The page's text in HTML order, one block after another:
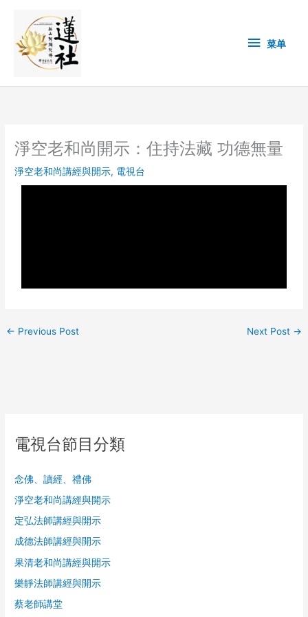
content
单 菜单
淨空老和尚開示：住持法藏 功德無量
淨空老和尚講經與開示, 電視台
← Previous Post Next Post →
電視台節目分類
念佛、讀經、禮佛
淨空老和尚講經與開示
定弘法師講經與開示
成德法師講經與開示
果清老和尚講經與開示
樂靜法師講經與開示
蔡老師講堂